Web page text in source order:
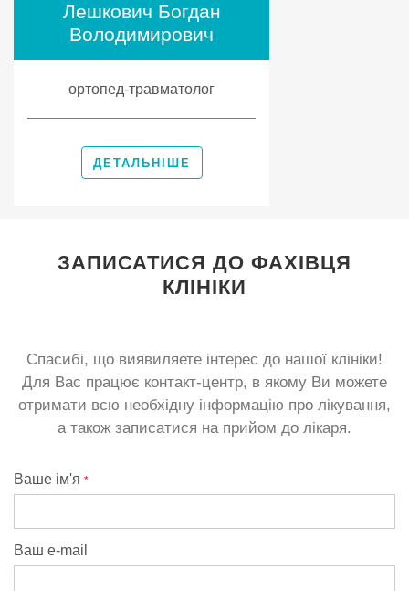
Лешкович Богдан
Володимирович
ортопед-травматолог
ДЕТАЛЬНІШЕ
ЗАПИСАТИСЯ ДО ФАХІВЦЯ
КЛІНІКИ
Спасибі, що виявиляете інтерес до нашої клініки!
Для Вас працює контакт-центр, в якому Ви можете
отримати всю необхідну інформацію про лікування,
а також записатися на прийом до лікаря.
Ваше ім'я *
Ваш e-mail